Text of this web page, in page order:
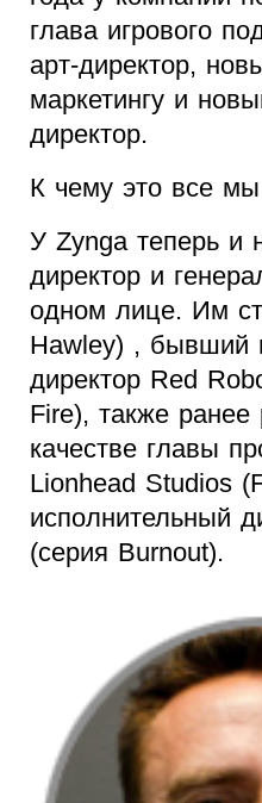
глава игрового
арт-директор,
маркетингу и
директор.
К чему это все
У Zynga теперь и
директор и
одном лице. Им
Hawley) , бывший
директор Red
Fire), также
качестве главы
Lionhead Studios
исполнительный
(серия Burnout).